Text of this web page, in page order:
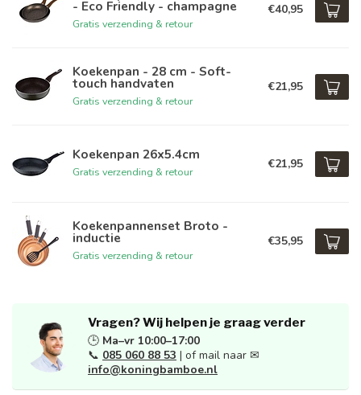
- Eco Friendly - champagne
Gratis verzending & retour
€40,95
Koekenpan - 28 cm - Soft-
touch handvaten
Gratis verzending & retour
€21,95
Koekenpan 26x5.4cm
Gratis verzending & retour
€21,95
Koekenpannenset Broto -
inductie
Gratis verzending & retour
€35,95
Vragen? Wij helpen je graag verder
🕒 Ma–vr 10:00–17:00
📞 085 060 88 53 | of mail naar ✉
info@koningbamboe.nl